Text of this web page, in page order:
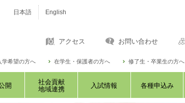
日本語 English
アクセス お問い合わせ
学希望の方へ 在学生・保護者の方へ 修了生・卒業生の方へ
開
社会貢献
地域連携
入試情報 各種申込み